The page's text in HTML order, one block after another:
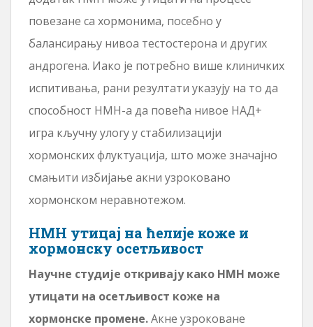
повезане са хормонима, посебно у
балансирању нивоа тестостерона и других
андрогена. Иако је потребно више клиничких
испитивања, рани резултати указују на то да
способност НМН-а да повећа нивое НАД+
игра кључну улогу у стабилизацији
хормонских флуктуација, што може значајно
смањити избијање акни узроковано
хормонском неравнотежом.
НМН утицај на ћелије коже и
хормонску осетљивост
Научне студије откривају како НМН може
утицати на осетљивост коже на
хормонске промене.Акне узроковане